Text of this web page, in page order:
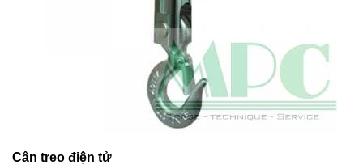
Cân treo điện tử